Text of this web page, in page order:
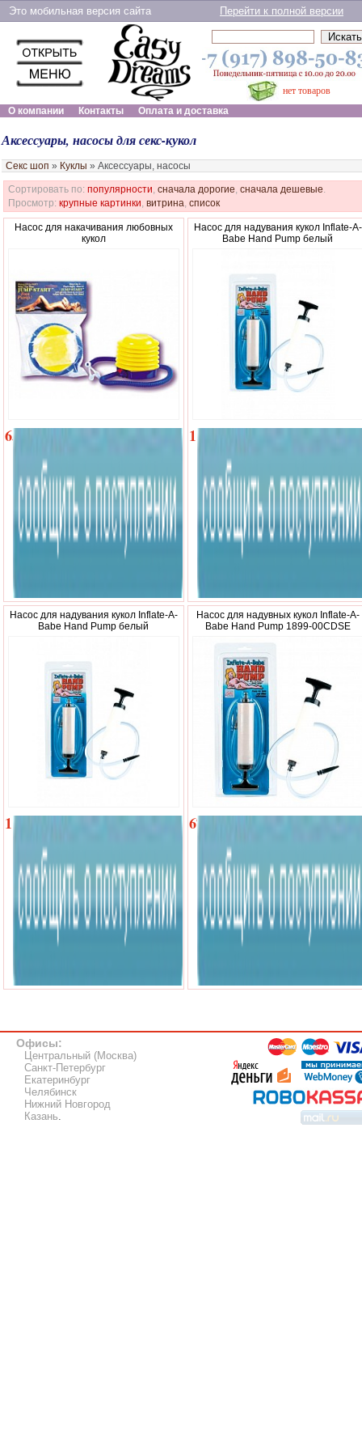
Это мобильная версия сайта Перейти к полной версии
нет товаров
О компании
Контакты Оплата и доставка
Аксессуары, насосы для секс-кукол
Секс шоп » Куклы » Аксессуары, насосы
Сортировать по: популярности, сначала дорогие, сначала дешевые.
Просмотр: крупные картинки, витрина, список
Насос для накачивания любовных
кукол
656
Насос для надувания кукол Inflate-A-
Babe Hand Pump белый
1
Насос для надувания кукол Inflate-A-
Babe Hand Pump белый
1
Насос для надувных кукол Inflate-A-
Babe Hand Pump 1899-00CDSE
670
Офисы:
Центральный (Москва)
Санкт-Петербург
Екатеринбург
Челябинск
Нижний Новгород
Казань.